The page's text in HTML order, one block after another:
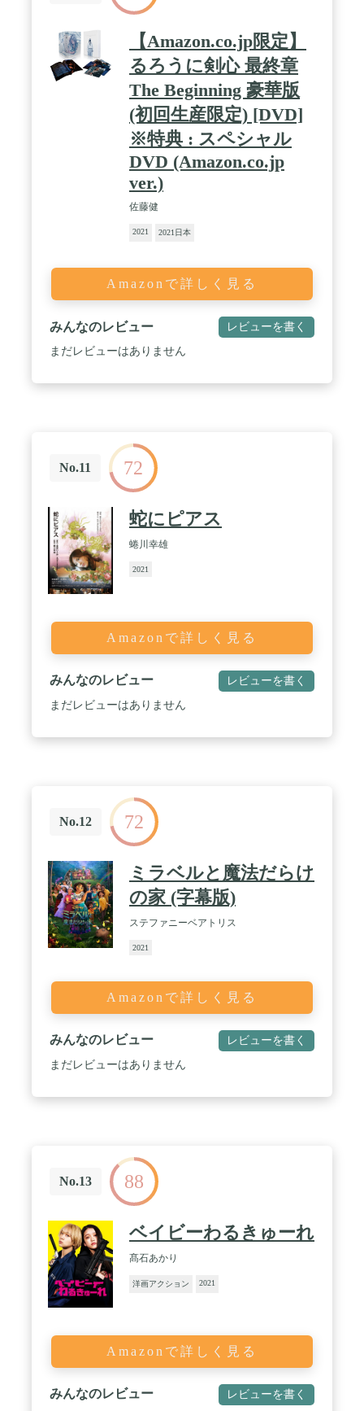
【Amazon.co.jp限定】
るろうに剣心 最終章
The Beginning 豪華版
(初回生産限定) [DVD]
※特典 : スペシャル
DVD (Amazon.co.jp
ver.)
佐藤健
2021 2021日本
Amazonで詳しく見る
みんなのレビュー レビューを書く
まだレビューはありません
No.11 72
蛇にピアス
蜷川幸雄
2021
Amazonで詳しく見る
みんなのレビュー レビューを書く
まだレビューはありません
No.12 72
ミラベルと魔法だらけ
の家 (字幕版)
ステファニーベアトリス
2021
Amazonで詳しく見る
みんなのレビュー レビューを書く
まだレビューはありません
No.13 88
ベイビーわるきゅーれ
髙石あかり
洋画アクション 2021
Amazonで詳しく見る
みんなのレビュー レビューを書く